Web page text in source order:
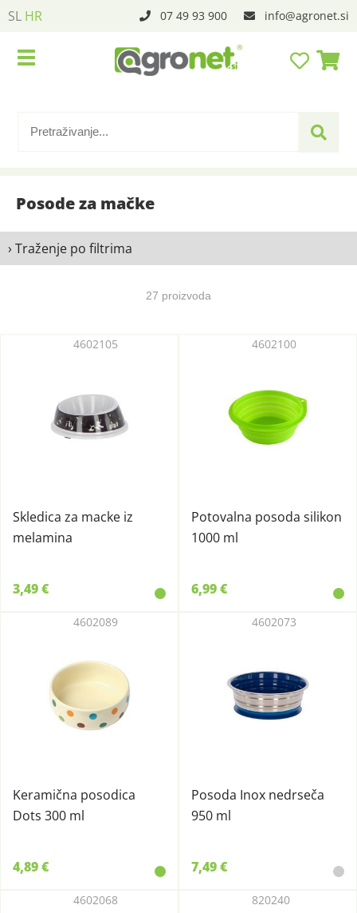
SL HR 07 49 93 900 info agronet.si
Posode za mačke
› Traženje po filtrima
27 proizvoda
Skledica za macke iz
melamina
4602105
3,49 €
Potovalna posoda silikon
1000 ml
4602100
6,99 €
Keramična posodica
Dots 300 ml
4602089
4,89 €
Posoda Inox nedrseča
950 ml
4602073
7,49 €
4602068 820240